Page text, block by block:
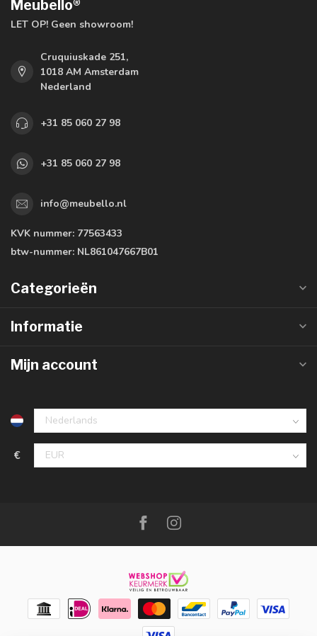
Meubello®
LET OP! Geen showroom!
Cruquiuskade 251,
1018 AM Amsterdam
Nederland
+31 85 060 27 98
+31 85 060 27 98
info@meubello.nl
KVK nummer: 77563433
btw-nummer: NL861047667B01
Categorieën
Informatie
Mijn account
€